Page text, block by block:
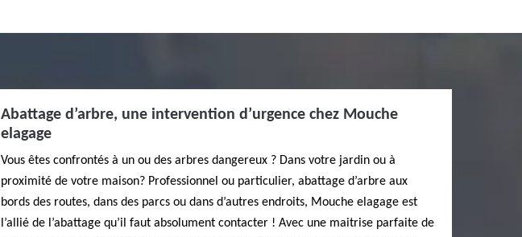
Abattage d’arbre, une intervention d’urgence chez Mouche
elagage
Vous êtes confrontés à un ou des arbres dangereux ? Dans votre jardin ou à
proximité de votre maison? Professionnel ou particulier, abattage d’arbre aux
bords des routes, dans des parcs ou dans d’autres endroits, Mouche elagage est
l’allié de l’abattage qu’il faut absolument contacter ! Avec une maitrise parfaite de